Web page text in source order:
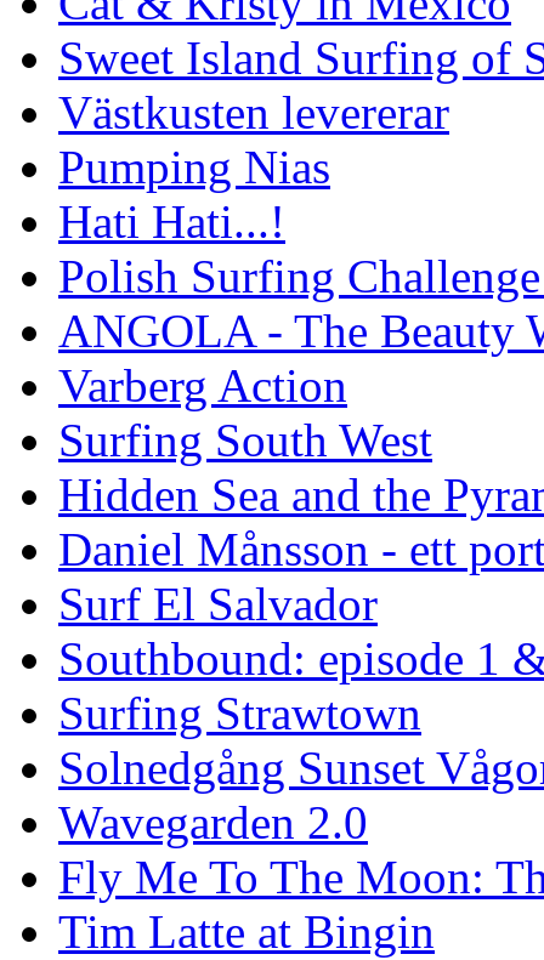
Sweet Island Surfing of
Västkusten levererar
Pumping Nias
Hati Hati...!
Polish Surfing
ANGOLA - The Beauty
Varberg Action
Surfing South West
Hidden Sea and the
Daniel Månsson - ett
Surf El Salvador
Southbound: episode 1
Surfing Strawtown
Solnedgång Sunset
Wavegarden 2.0
Fly Me To The Moon:
Tim Latte at Bingin